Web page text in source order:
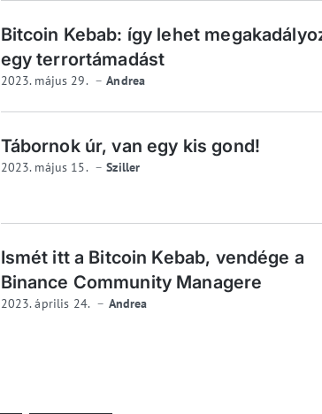
Bitcoin Kebab: így lehet
egy terrortámadást
2023. május 29. Andrea
Tábornok úr, van egy kis gond!
2023. május 15. Sziller
Ismét itt a Bitcoin Kebab, vendége a
Binance Community Managere
2023. április 24. Andrea